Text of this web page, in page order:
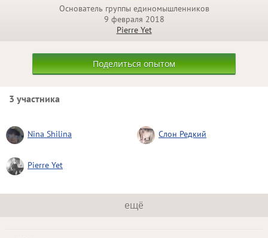
Основатель группы единомышленников
9 февраля 2018
Pierre Yet
Поделиться опытом
3 участника
Nina Shilina Слон Редкий
Pierre Yet
ещё